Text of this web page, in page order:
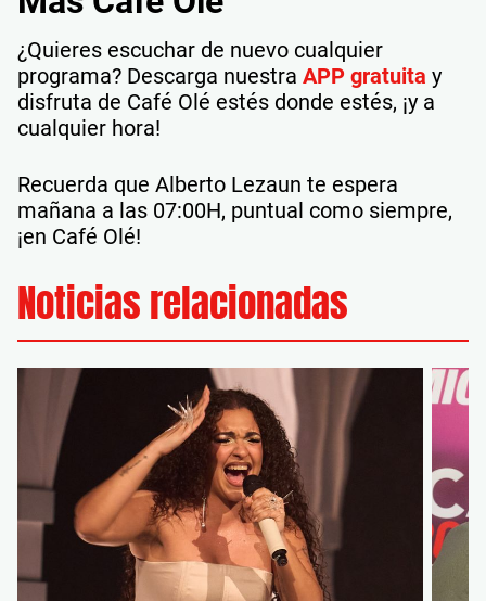
¿Quieres escuchar de nuevo cualquier
programa? Descarga nuestra APP gratuita y
disfruta de Café Olé estés donde estés, ¡y a
cualquier hora!
Recuerda que Alberto Lezaun te espera
mañana a las 07:00H, puntual como siempre,
¡en Café Olé!
Noticias relacionadas